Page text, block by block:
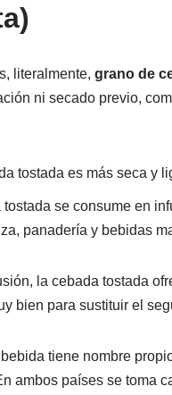
literalmente, grano de
ni secado previo,
tostada es más seca y
tostada se consume en
panadería y bebidas
la cebada tostada
bien para sustituir el
tiene nombre
ambos países se toma